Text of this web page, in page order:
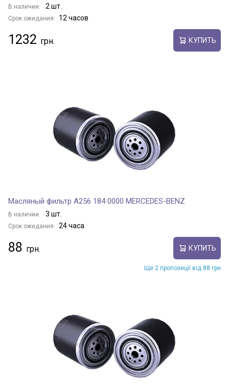
В наличии: 2 шт.
Срок ожидания: 12 часов
1232 КУПИТЬ
Масляный фильтр A256 184 0000 MERCEDES-BENZ
В наличии: 3 шт.
Срок ожидания: 24 часа
88 КУПИТЬ
Ще 2 пропозиції від 88 грн